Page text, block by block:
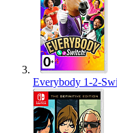
Everybody 1-2-